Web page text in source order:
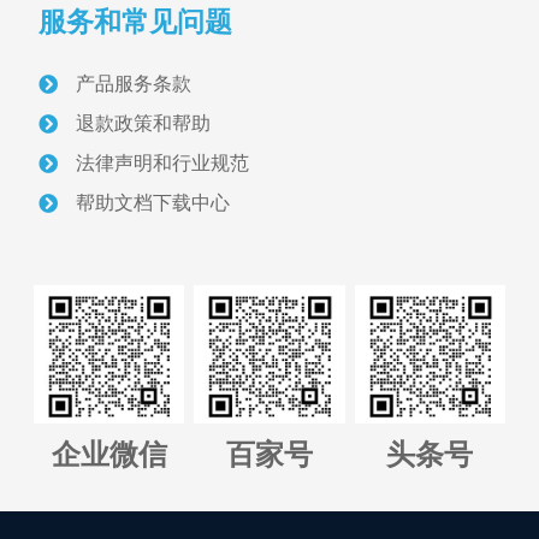
服务和常见问题
产品服务条款
退款政策和帮助
法律声明和行业规范
帮助文档下载中心
企业微信 百家号 头条号